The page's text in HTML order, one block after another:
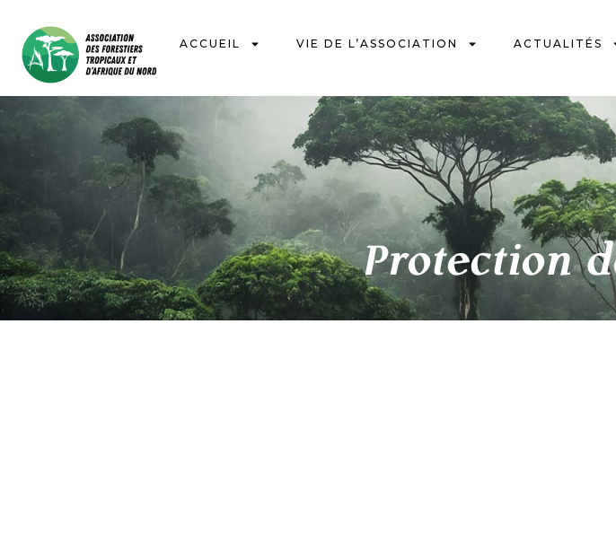
ACCUEIL VIE DE L’ASSOCIATION ACTUALITÉS
Protection